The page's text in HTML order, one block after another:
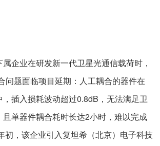
企业在研发新一代卫星光通信载荷时，
问题面临项目延期：人工耦合的器件在
插入损耗波动超过0.8dB，无法满足卫
单器件耦合耗时长达2小时，难以完成
初，该企业引入复坦希（北京）电子科技